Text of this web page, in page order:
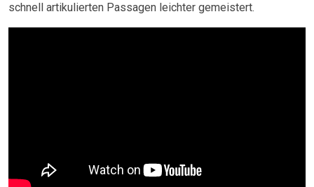
schnell artikulierten Passagen leichter gemeistert.